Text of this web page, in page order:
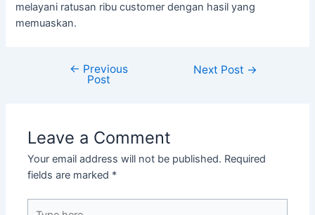
melayani ratusan ribu customer dengan hasil yang
memuaskan.
← Previous
Post
Next Post →
Leave a Comment
Your email address will not be published. Required
fields are marked *